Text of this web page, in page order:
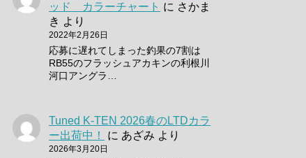
ッド カラーチャート に さかま
き より
2022年2月26日
応募に遅れてしまった釣果の7割は
RB55のフラッシュアカキンの利根川
河口アングラ…
Tuned K-TEN 2026春のLTDカラ
ー出荷中！
に あざみ より
2026年3月20日